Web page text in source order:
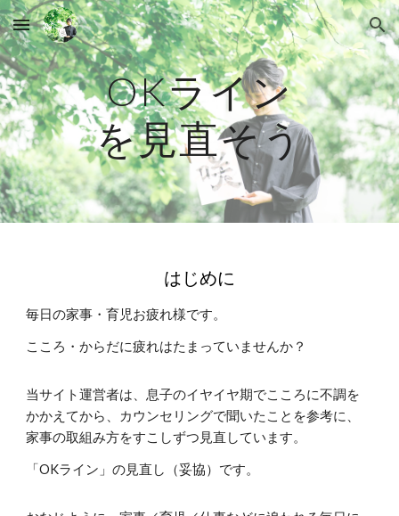
Skip to main content Skip to navigation
OKライン
を見直そう
はじめに
毎日の家事・育児お疲れ様です。
こころ・からだに疲れはたまっていませんか？
当サイト運営者は、息子のイヤイヤ期でこころに不調を
かかえてから、カウンセリングで聞いたことを参考に、
家事の取組み方をすこしずつ見直しています。
「OKライン」の見直し（妥協）です。